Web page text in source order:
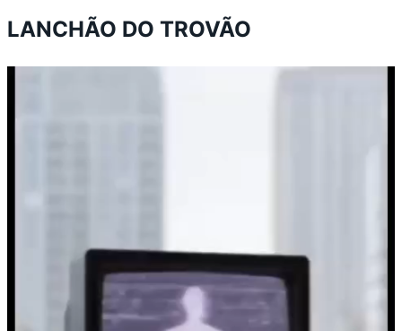
LANCHÃO DO TROVÃO